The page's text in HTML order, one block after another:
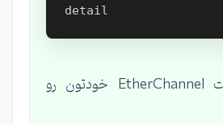
میتونین وضعیت EtherChannel خودتون رو